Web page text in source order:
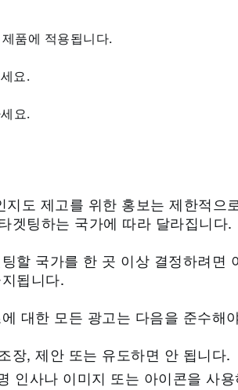
품에 적용됩니다.
요.
요.
도 제고를 위한 홍보는 제한적으
겟팅하는 국가에 따라 달라집니다.
할 국가를 한 곳 이상 결정하려면
됩니다.
대한 모든 광고는 다음을 준수해
장, 제안 또는 유도하면 안 됩니다.
인사나 이미지 또는 아이콘을 사